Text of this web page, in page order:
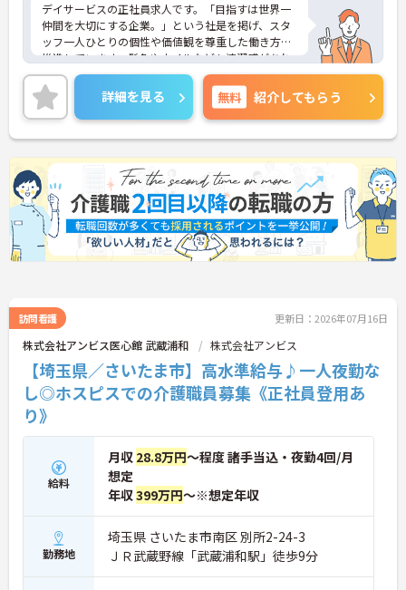
デイサービスの正社員求人です。「目指すは世界一
仲間を大切にする企業。」という社是を掲げ、スタ
ッフ一人ひとりの個性や価値観を尊重した働き方を
推進しています。髪色やネイルなども清潔感があれ
ば原則自由となっており、自分らしいスタイルで無
理なく働くことが可能です。日々の頑張りやチーム
ワークは賞与とは別に支給される特別報酬としてし
っかり還元されるため、高いモチベーションを維持
しながら業務に取り組めます。残業は少なく、月9日
の公休に加えて年間17日のリフレッシュ休暇も用意
されており、プライベートの時間を大切にできる環
境です。定年65歳以降も再雇用制度により70歳まで
勤務可能であり、退職金制度も完備されているな
ど、長期的に安定したキャリアを築いていける職場
です。入社後はOJTによる丁寧なフォロー体制があ
り、資格取得支援制度も活用しながら更なるスキル
期待できます】
に評価されるため、目に見える形で還元されます。
・努力がダイレクトに評価へつながる制度により、
仕事へのモチベーションを高めながら働けます。
【チームでの情報共有が徹底されており、安心して
業務に取り組める体制です】
・毎朝スタッフ全員でミーティングを行い、お客様
の体調や業務連絡を細やかに共有する仕組みがあり
ます。
・多職種連携で職種を超えて相談しやすい雰囲気の
もと、困った時もすぐにお互いをフォローし合えま
す。
【残業が少なく独自の休暇制度も完備され、長期的
に安定して働ける環境です】
詳細を見る 無料 紹介してもらう
訪問看護 更新日：2026年07月16日
株式会社アンビス医心館 武蔵浦和 株式会社アンビス
【埼玉県／さいたま市】高水準給与♪一人夜勤な
し◎ホスピスでの介護職員募集《正社員登用あ
り》
給料
月収 28.8万円～程度 諸手当込・夜勤4回/月
想定
年収399万円～※想定年収
勤務地
埼玉県 さいたま市南区 別所2-24-3
ＪＲ武蔵野線「武蔵浦和駅」徒歩9分